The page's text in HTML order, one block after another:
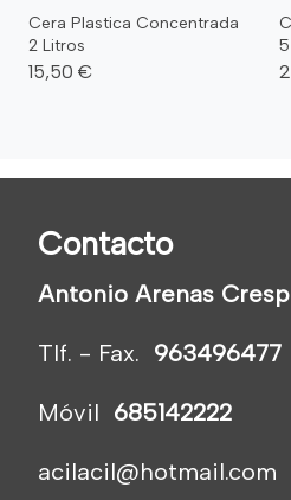
Cera Plastica Concentrada
2 Litros
15,50 €
Contacto
Antonio Arenas
Tlf. - Fax. 963496477
Móvil 685142222
acilacil@hotmail.com